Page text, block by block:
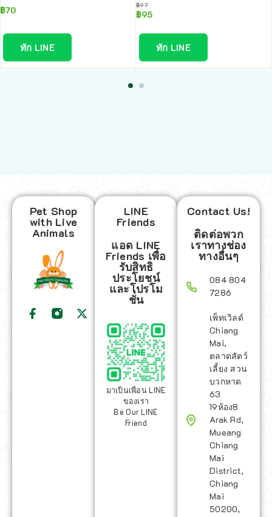
฿70
ทัก LINE
฿97
฿95
ทัก LINE
Pet Shop
with Live
Animals
LINE
Friends
แอด LINE
Friends เพื่อ
รับสิทธิ
ประโยชน์
และโปรโม
ชั่น
มาเป็นเพื่อน LINE
ของเรา
Be Our LINE
Friend
Contact Us!
ติดต่อพวก
เราทางช่อง
ทางอื่นๆ
084 804
7286
เพ็ทเวิลด์
Chiang
Mai,
ตลาดสัตว์
เลี้ยง สวน
บวกหาด
63
19ห้อง8
Arak Rd,
Mueang
Chiang
Mai
District,
Chiang
Mai
50200,